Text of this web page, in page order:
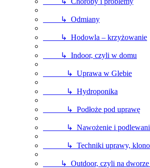
↳ Odmiany
↳ Hodowla – krzyżowanie
↳ Indoor, czyli w domu
↳ Uprawa w Glebie
↳ Hydroponika
↳ Podłoże pod uprawę
↳ Nawożenie i
↳ Techniki uprawy,
↳ Outdoor, czyli na dworze